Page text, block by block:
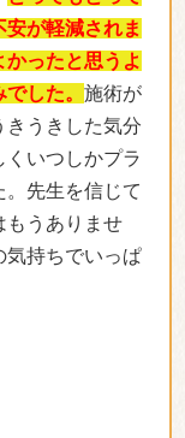
が軽減されま
ったと思うよ
した。 施術が
きうきした気分
いつしかプラ
先生を信じて
もうありませ
気持ちでいっぱ